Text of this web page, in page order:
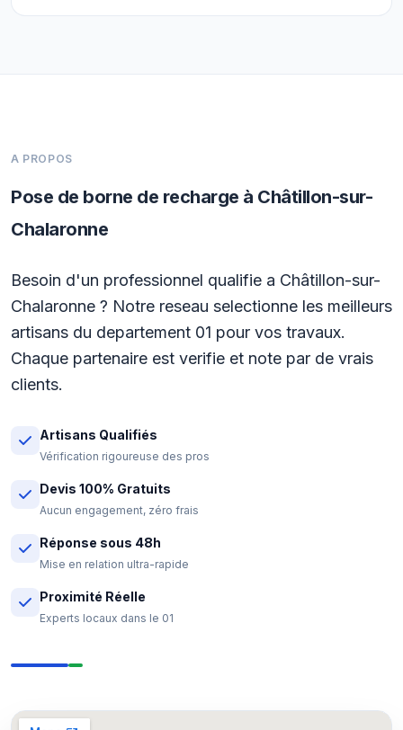
A PROPOS
Pose de borne de recharge à Châtillon-sur-
Chalaronne
Besoin d'un professionnel qualifie a Châtillon-sur-
Chalaronne ? Notre reseau selectionne les meilleurs
artisans du departement 01 pour vos travaux.
Chaque partenaire est verifie et note par de vrais
clients.
Artisans Qualifiés
Vérification rigoureuse des pros
Devis 100% Gratuits
Aucun engagement, zéro frais
Réponse sous 48h
Mise en relation ultra-rapide
Proximité Réelle
Experts locaux dans le 01